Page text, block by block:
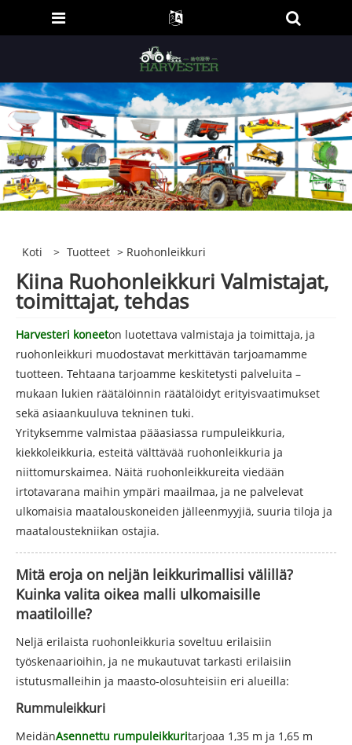
Koti > Tuotteet > Ruohonleikkuri
Kiina Ruohonleikkuri Valmistajat,
toimittajat, tehdas
Harvesteri koneeton luotettava valmistaja ja toimittaja, ja
ruohonleikkuri muodostavat merkittävän tarjoamamme
tuotteen. Tehtaana tarjoamme keskitetysti palveluita –
mukaan lukien räätälöinnin räätälöidyt erityisvaatimukset
sekä asiaankuuluva tekninen tuki.
Yrityksemme valmistaa pääasiassa rumpuleikkuria,
kiekkoleikkuria, esteitä välttävää ruohonleikkuria ja
niittomurskaimea. Näitä ruohonleikkureita viedään
irtotavarana maihin ympäri maailmaa, ja ne palvelevat
ulkomaisia ​​maatalouskoneiden jälleenmyyjiä, suuria tiloja ja
maataloustekniikan ostajia.
Mitä eroja on neljän leikkurimallisi välillä?
Kuinka valita oikea malli ulkomaisille
maatiloille?
Neljä erilaista ruohonleikkuria soveltuu erilaisiin
työskenaarioihin, ja ne mukautuvat tarkasti erilaisiin
istutusmalleihin ja maasto-olosuhteisiin eri alueilla:
Rummuleikkuri
MeidänAsennettu rumpuleikkuritarjoaa 1,35 m ja 1,65 m